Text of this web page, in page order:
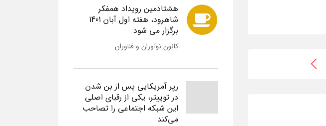
هشتادمین رویداد همفکر
شاهرود، هفته اول آبان 1401
برگزار می شود
کانون نوآوران و فناوران
رپر آمریکایی پس از بن شدن
در توییتر، یکی از رقبای اصلی
این شبکه اجتماعی را تصاحب
می‌کند